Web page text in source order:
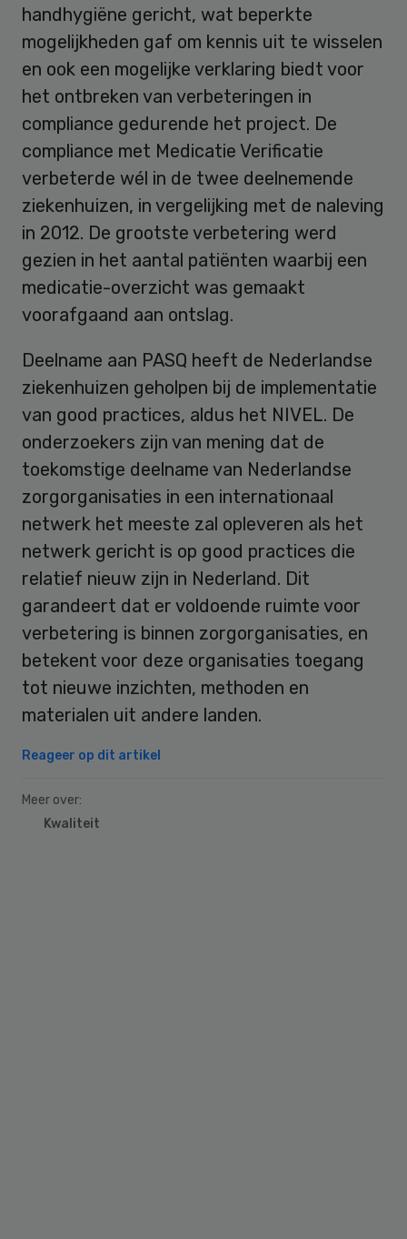
handhygiëne gericht, wat beperkte
mogelijkheden gaf om kennis uit te wisselen
en ook een mogelijke verklaring biedt voor
het ontbreken van verbeteringen in
compliance gedurende het project. De
compliance met Medicatie Verificatie
verbeterde wél in de twee deelnemende
ziekenhuizen, in vergelijking met de naleving
in 2012. De grootste verbetering werd
gezien in het aantal patiënten waarbij een
medicatie-overzicht was gemaakt
voorafgaand aan ontslag.
Deelname aan PASQ heeft de Nederlandse
ziekenhuizen geholpen bij de implementatie
van good practices, aldus het NIVEL. De
onderzoekers zijn van mening dat de
toekomstige deelname van Nederlandse
zorgorganisaties in een internationaal
netwerk het meeste zal opleveren als het
netwerk gericht is op good practices die
relatief nieuw zijn in Nederland. Dit
garandeert dat er voldoende ruimte voor
verbetering is binnen zorgorganisaties, en
betekent voor deze organisaties toegang
tot nieuwe inzichten, methoden en
materialen uit andere landen.
Reageer op dit artikel
Meer over:
Kwaliteit